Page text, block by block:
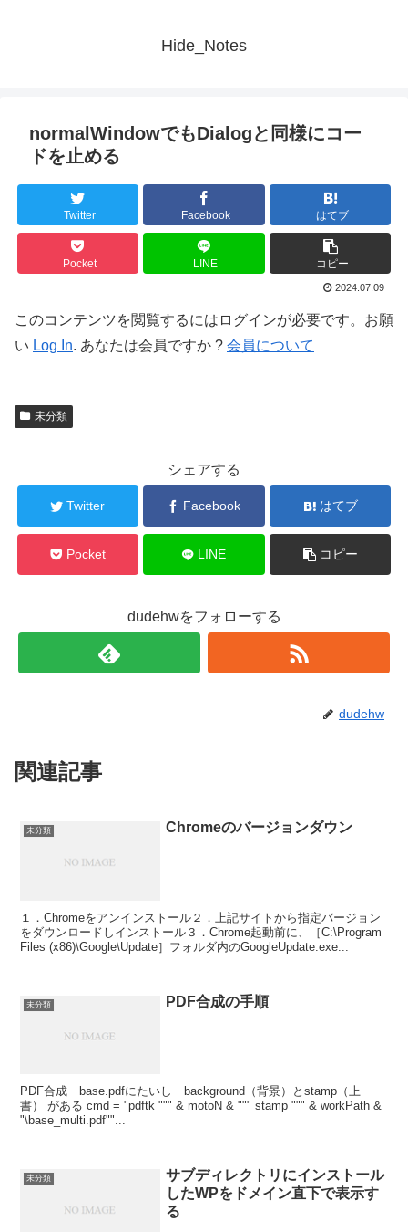
Hide_Notes
normalWindowでもDialogと同様にコー
ドを止める
Twitter Facebook はてブ
Pocket LINE コピー
2024.07.09
このコンテンツを閲覧するにはログインが必要です。お願
い Log In. あなたは会員ですか ? 会員について
未分類
シェアする
Twitter Facebook はてブ
Pocket LINE コピー
dudehwをフォローする
dudehw
関連記事
未分類 Chromeのバージョンダウン
１．Chromeをアンインストール２．上記サイトから指定バージョン
をダウンロードしインストール３．Chrome起動前に、［C:\Program
Files (x86)\Google\Update］フォルダ内のGoogleUpdate.exe...
未分類 PDF合成の手順
PDF合成 base.pdfにたいし background（背景）とstamp（上
書） がある cmd = "pdftk """ & motoN & """ stamp """ & workPath &
"\base_multi.pdf""...
未分類
サブディレクトリにインストール
したWPをドメイン直下で表示す
る